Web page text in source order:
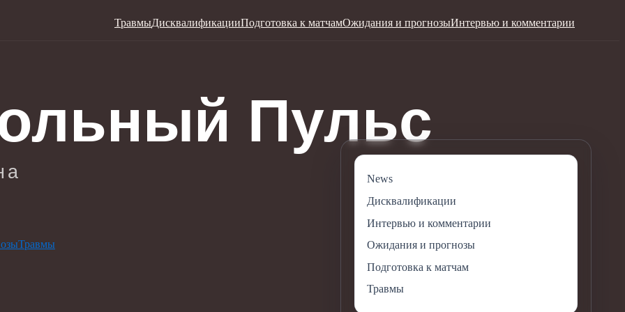
ТравмыДисквалификацииПодготовка к матчамОжидания и прогнозыИнтервью и комментарии
Травмы
News
Дисквалификации
Интервью и комментарии
Ожидания и прогнозы
Подготовка к матчам
Травмы